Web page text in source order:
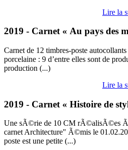
Lire la
2019 - Carnet « Au pays des
Carnet de 12 timbres-poste
porcelaine : 9 d’entre elles sont de
production (...)
Lire la
2019 - Carnet « Histoire de
Une sÃ©rie de 10 CM rÃ©alisÃ©es Ã
carnet Architecture" Ã©mis le
poste est une petite (...)